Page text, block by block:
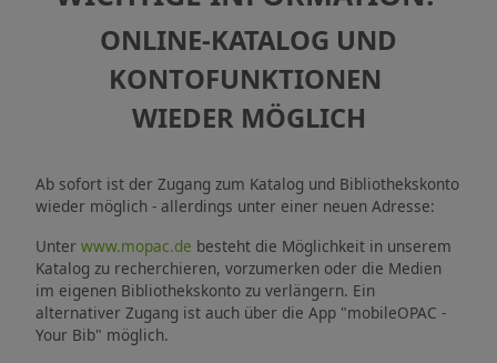
Kinder-, Jugend- und
Schulkultur
Musikschule
Stadtbibliothek
Stadtarchiv
Pädagogische Stiftung
ONLINE-KATALOG UND
KONTOFUNKTIONEN
WIEDER MÖGLICH
Ab sofort ist der Zugang zum Katalog und Bibliothekskonto
wieder möglich - allerdings unter einer neuen Adresse:
Unter www.mopac.de besteht die Möglichkeit in unserem
Katalog zu recherchieren, vorzumerken oder die Medien
im eigenen Bibliothekskonto zu verlängern. Ein
alternativer Zugang ist auch über die App "mobileOPAC -
Your Bib" möglich.